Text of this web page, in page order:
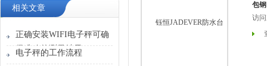
相关文章
正确安装WIFI电子秤可确
保准确的测量结果
电子秤的工作流程
包
访